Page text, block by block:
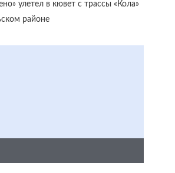
улетел в кювет с трассы «Кола»
районе